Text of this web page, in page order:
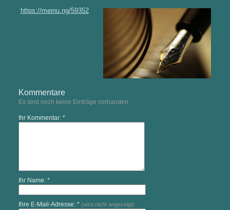
https://meinu.ng/59352
Kommentare
Es sind noch keine Einträge vorhanden.
Ihr Kommentar: *
Ihr Name: *
Ihre E-Mail-Adresse: * (wird nicht angezeigt)